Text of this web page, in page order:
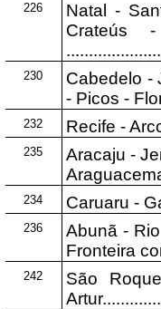
226
Natal -
Crateús
230
Cabedelo -
- Picos -
232 Recife -
235
Aracaju -
234 Caruaru -
236
Abunã -
Fronteira
242
São